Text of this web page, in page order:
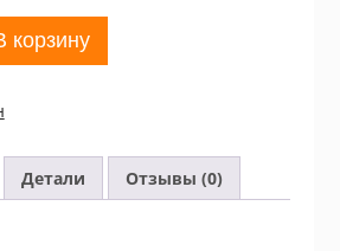
корзину
Детали Отзывы (0)